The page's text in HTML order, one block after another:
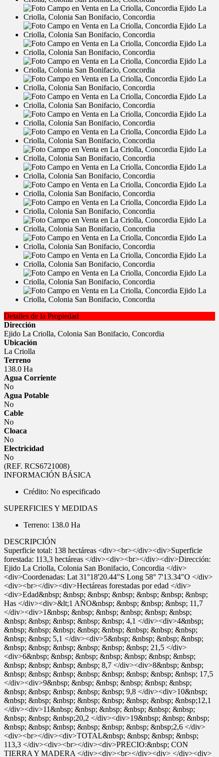
Detalles de la Propiedad
Dirección
Ejido La Criolla, Colonia San Bonifacio, Concordia
Ubicación
La Criolla
Terreno
138.0 Ha
Agua Corriente
No
Agua Potable
No
Cable
No
Cloaca
No
Electricidad
No
(REF. RCS6721008)
INFORMACIÓN BÁSICA
Crédito: No especificado
SUPERFICIES Y MEDIDAS
Terreno: 138.0 Ha
DESCRIPCIÓN
Superficie total: 138 hectáreas <div><br></div><div>Superficie
forestada: 113,3 hectáreas </div><div><br></div><div>Dirección:
Ejido La Criolla, Colonia San Bonifacio, Concordia </div>
<div>Coordenadas: Lat 31°18'20.44"S Long 58° 7'13.34"O </div>
<div><br></div><div>Hectáreas forestadas por edad </div>
<div>Edad&nbsp; &nbsp; &nbsp; &nbsp; &nbsp; &nbsp; &nbsp;
Has </div><div>&lt;1 AÑO&nbsp; &nbsp; &nbsp; &nbsp; 11,7
</div><div>1&nbsp; &nbsp; &nbsp; &nbsp; &nbsp; &nbsp;
&nbsp; &nbsp; &nbsp; &nbsp; &nbsp; 4,1 </div><div>4&nbsp;
&nbsp; &nbsp; &nbsp; &nbsp; &nbsp; &nbsp; &nbsp; &nbsp;
&nbsp; &nbsp; 5,1 </div><div>5&nbsp; &nbsp; &nbsp; &nbsp;
&nbsp; &nbsp; &nbsp; &nbsp; &nbsp; &nbsp; 21,5 </div>
<div>6&nbsp; &nbsp; &nbsp; &nbsp; &nbsp; &nbsp; &nbsp;
&nbsp; &nbsp; &nbsp; &nbsp; 8,7 </div><div>8&nbsp; &nbsp;
&nbsp; &nbsp; &nbsp; &nbsp; &nbsp; &nbsp; &nbsp; &nbsp; 17,5
</div><div>9&nbsp; &nbsp; &nbsp; &nbsp; &nbsp; &nbsp;
&nbsp; &nbsp; &nbsp; &nbsp; &nbsp; 9,8 </div><div>10&nbsp;
&nbsp; &nbsp; &nbsp; &nbsp; &nbsp; &nbsp; &nbsp; &nbsp;12,1
</div><div>11&nbsp; &nbsp; &nbsp; &nbsp; &nbsp; &nbsp;
&nbsp; &nbsp; &nbsp;20,2 </div><div>19&nbsp; &nbsp; &nbsp;
&nbsp; &nbsp; &nbsp; &nbsp; &nbsp; &nbsp; &nbsp;2,6 </div>
<div><br></div><div>TOTAL&nbsp; &nbsp; &nbsp; &nbsp;
113,3 </div><div><br></div><div>PRECIO:&nbsp; CON
TIERRA Y MADERA </div><div><br></div><div> </div><div>